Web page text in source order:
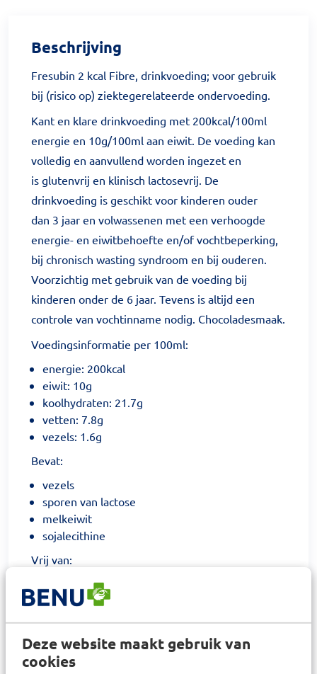
Deze website maakt gebruik van
cookies
Beschrijving
Fresubin 2 kcal Fibre, drinkvoeding; voor gebruik
bij (risico op) ziektegerelateerde ondervoeding.
Kant en klare drinkvoeding met 200kcal/100ml
energie en 10g/100ml aan eiwit. De voeding kan
volledig en aanvullend worden ingezet en
is glutenvrij en klinisch lactosevrij. De
drinkvoeding is geschikt voor kinderen ouder
dan 3 jaar en volwassenen met een verhoogde
energie- en eiwitbehoefte en/of vochtbeperking,
bij chronisch wasting syndroom en bij ouderen.
Voorzichtig met gebruik van de voeding bij
kinderen onder de 6 jaar. Tevens is altijd een
controle van vochtinname nodig. Chocoladesmaak.
Voedingsinformatie per 100ml:
energie: 200kcal
eiwit: 10g
koolhydraten: 21.7g
vetten: 7.8g
vezels: 1.6g
Bevat:
vezels
sporen van lactose
melkeiwit
sojalecithine
Vrij van:
Specificatie:
volledig en aanvullend
kant en klaar